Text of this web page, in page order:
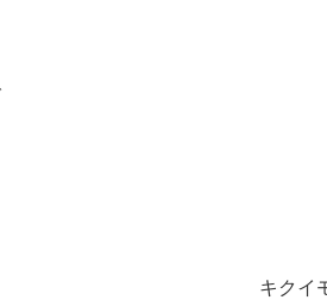
キクイ